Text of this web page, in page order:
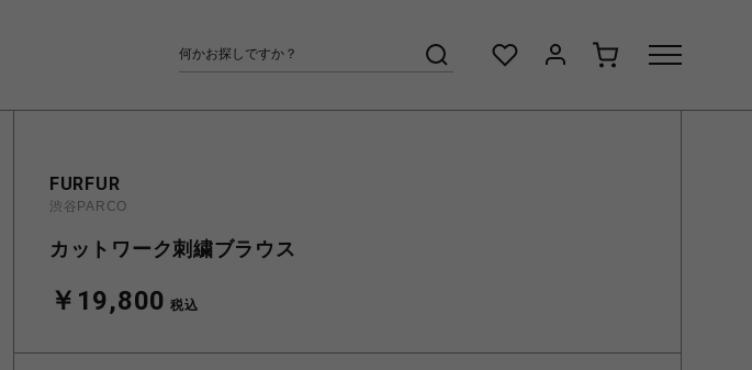
FURFUR
渋谷PARCO
カットワーク刺繍ブラウス
￥19,800 税込